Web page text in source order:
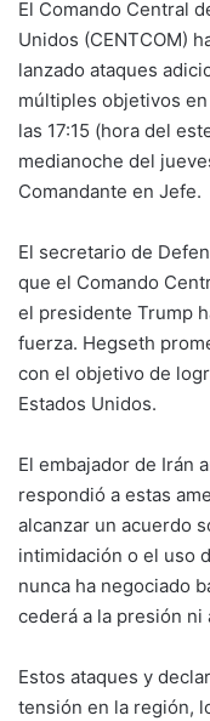
El Comando Central
Unidos (CENTCOM)
lanzado ataques
múltiples objetivos
las 17:15 (hora del
medianoche del
Comandante en Jefe.
El secretario de
que el Comando
el presidente Trump
fuerza. Hegseth
con el objetivo de
Estados Unidos.
El embajador de Irán
respondió a estas
alcanzar un acuerdo
intimidación o el uso
nunca ha negociado
cederá a la presión ni
Estos ataques y
tensión en la región,